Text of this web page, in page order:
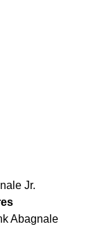
Jr.
Abagnale